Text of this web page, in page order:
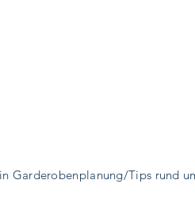
Garderobenplanung/Tips rund